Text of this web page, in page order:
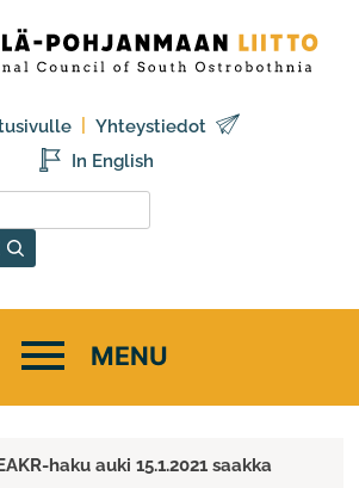
Yhteystiedot
In English
haku auki 15.1.2021 saakka